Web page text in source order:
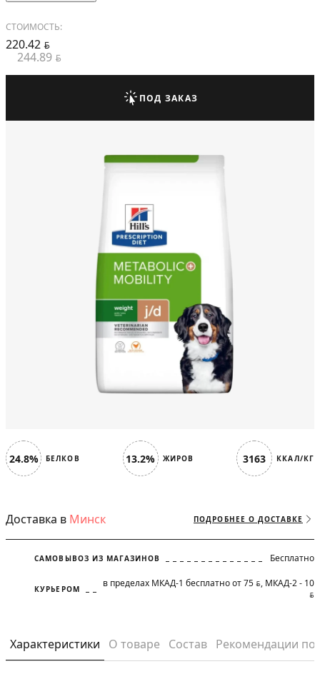
24.8% БЕЛКОВ 13.2% ЖИРОВ 3163 ККАЛ/КГ
Доставка в Минск ПОДРОБНЕЕ О ДОСТАВКЕ
САМОВЫВОЗ ИЗ МАГАЗИНОВ Бесплатно
КУРЬЕРОМ в пределах МКАД-1 бесплатно от 75 BYN, МКАД-2 - 10
BYN
Характеристики О товаре Состав Рекомендации
СТОИМОСТЬ:
220.42 BYN
244.89 BYN
ПОД ЗАКАЗ